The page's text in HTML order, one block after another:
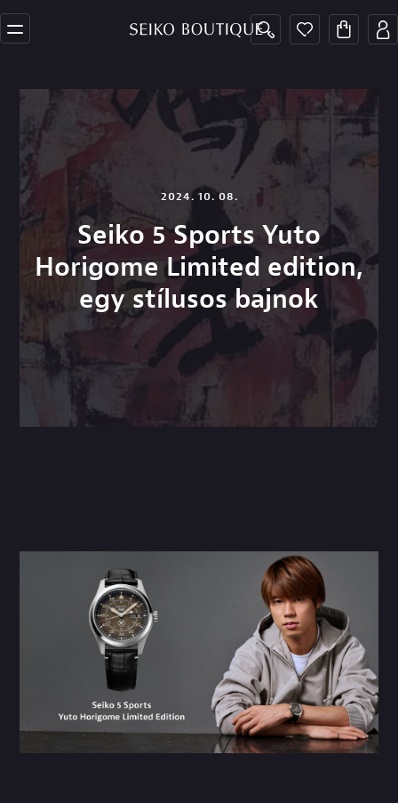
2024. 10. 08.
Seiko 5 Sports Yuto
Horigome Limited edition,
egy stílusos bajnok